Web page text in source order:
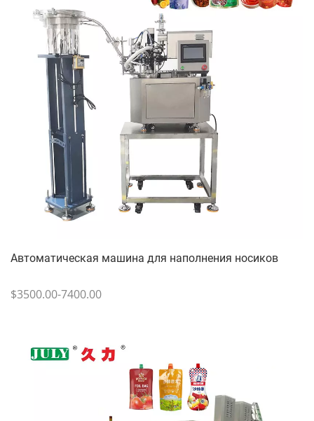
Автоматическая машина для наполнения носиков
$3500.00-7400.00